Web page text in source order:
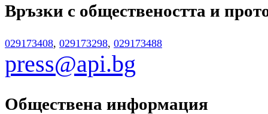
Връзки с обществеността и
029173408, 029173298, 029173488
press@api.bg
Обществена информация